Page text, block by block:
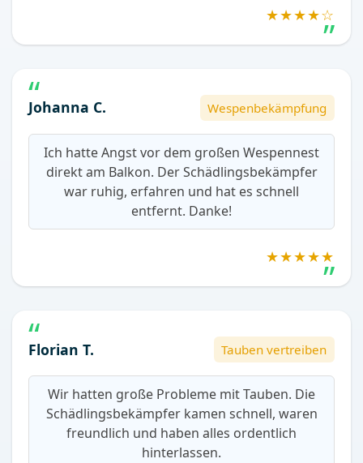
★★★★☆
Johanna C. Wespenbekämpfung
Ich hatte Angst vor dem großen Wespennest
direkt am Balkon. Der Schädlingsbekämpfer
war ruhig, erfahren und hat es schnell
entfernt. Danke!
★★★★★
Florian T. Tauben vertreiben
Wir hatten große Probleme mit Tauben. Die
Schädlingsbekämpfer kamen schnell, waren
freundlich und haben alles ordentlich
hinterlassen.